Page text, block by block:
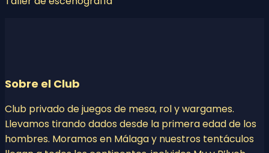
Sobre el Club
Club privado de juegos de mesa, rol y wargames.
Llevamos tirando dados desde la primera edad de los
hombres. Moramos en Málaga y nuestros tentáculos